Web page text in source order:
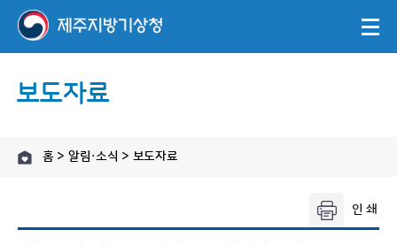
보도자료
홈 > 알림·소식 > 보도자료